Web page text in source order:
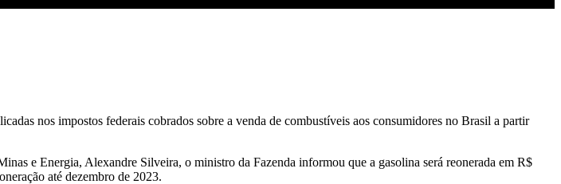
nos impostos federais cobrados sobre a venda de combustíveis aos consumidores no Brasil a partir
e Energia, Alexandre Silveira, o ministro da Fazenda informou que a gasolina será reonerada em R$
até dezembro de 2023.